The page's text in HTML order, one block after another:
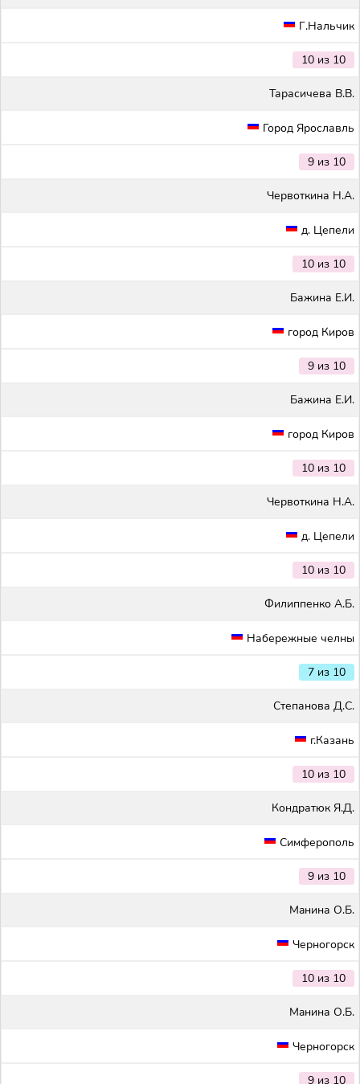
Г.Нальчик
10 из 10
Тарасичева В.В.
Город Ярославль
9 из 10
Червоткина Н.А.
д. Цепели
10 из 10
Бажина Е.И.
город Киров
9 из 10
Бажина Е.И.
город Киров
10 из 10
Червоткина Н.А.
д. Цепели
10 из 10
Филиппенко А.Б.
Набережные челны
7 из 10
Степанова Д.С.
г.Казань
10 из 10
Кондратюк Я.Д.
Симферополь
9 из 10
Maнина О.Б.
Черногорск
10 из 10
Maнина О.Б.
Черногорск
9 из 10